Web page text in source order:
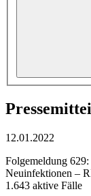
12.01.2022
Folgemeldung
Neuinfektionen –
1.643 aktive Fälle